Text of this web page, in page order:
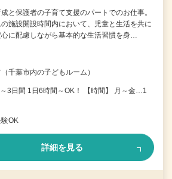
と保護者の子育て支援のパートでのお仕事。
施設開設時間内において、児童と生活を共に
に配慮しながら基本的な生活習慣を身…
千葉市内の子どもルーム）
～3日間 1日6時間～OK！ 【時間】 月～金…1
OK
詳細を見る